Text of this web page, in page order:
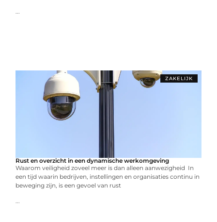
...
ZAKELIJK
Rust en overzicht in een dynamische werkomgeving
Waarom veiligheid zoveel meer is dan alleen aanwezigheid In
een tijd waarin bedrijven, instellingen en organisaties continu in
beweging zijn, is een gevoel van rust
...